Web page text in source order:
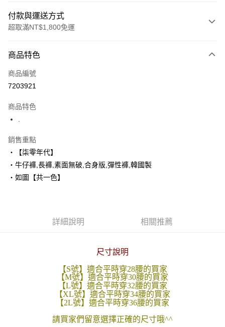
付款與運送方式
超取滿NT$1,800免運
信用卡一次付款
超商取貨付款
街口支付
悠遊付
Google Pay
AFTEE先享後付是「在收到商品之後才付款」的支付方式。 讓您購物簡單
２．便利：只要手機號碼，簡訊認證，即可結帳。
【「AFTEE先享後付」結帳流程】
１．於結帳方式選擇「AFTEE先享後付」後，將跳轉至「AFTEE先享後付」
結帳頁面，進行簡訊認證並確認金額後，即可完成結帳。
２．訂單成立數日內，您將收到繳費通知簡訊。
３．收到繳費通知簡訊後14天內，點擊此簡訊中的連結，可透過四大超商／
ATM／網路銀行／等多元方式進行付款，方視為交易完成。
每筆NT$80，滿NT$1,800(含以上)免運費
先付款後全家取貨
每筆NT$80，滿NT$1,800(含以上)免運費
商品特色
商品編號
7203921
商品特色
銷售重點
‧【柒零年代】
‧牛仔褲,長褲,素面無破,合身版,彈性褲,韓國製
‧如圖【共一色】
詳細說明 相關推薦
尺寸說明
【S號】適合平時穿28腰的買家
【M號】適合平時穿30腰的買家
【L號】適合平時穿32腰的買家
【XL號】適合平時穿34腰的買家
【2L號】適合平時穿36腰的買家
請買家們留意選擇正確的尺寸哦^^